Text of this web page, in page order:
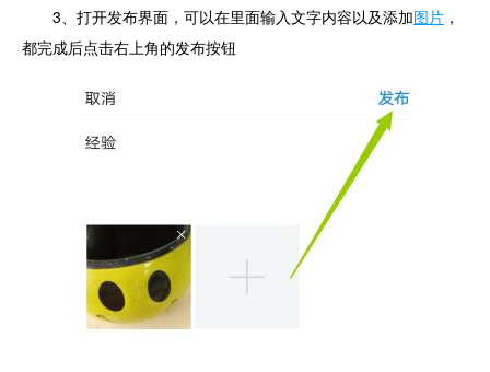
3、打开发布界面，可以在里面输入文字内容以及添加图片 ，
都完成后点击右上角的发布按钮